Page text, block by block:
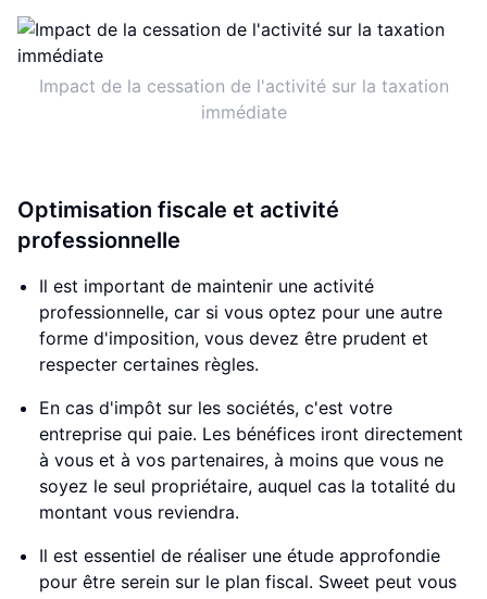
Impact de la cessation de l'activité sur la taxation
immédiate
Optimisation fiscale et activité
professionnelle
Il est important de maintenir une activité
professionnelle, car si vous optez pour une autre
forme d'imposition, vous devez être prudent et
respecter certaines règles.
En cas d'impôt sur les sociétés, c'est votre
entreprise qui paie. Les bénéfices iront directement
à vous et à vos partenaires, à moins que vous ne
soyez le seul propriétaire, auquel cas la totalité du
montant vous reviendra.
Il est essentiel de réaliser une étude approfondie
pour être serein sur le plan fiscal. Sweet peut vous